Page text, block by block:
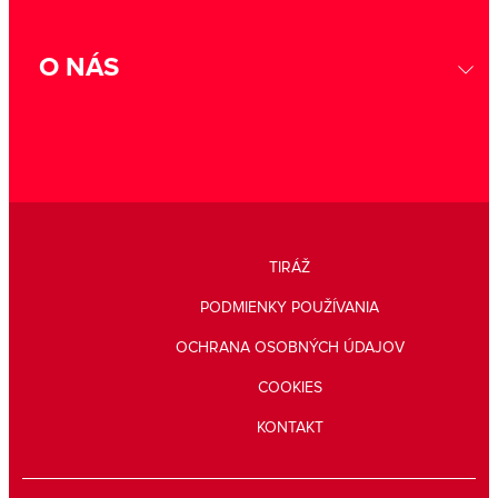
O NÁS
TIRÁŽ
PODMIENKY POUŽÍVANIA
OCHRANA OSOBNÝCH ÚDAJOV
COOKIES
KONTAKT